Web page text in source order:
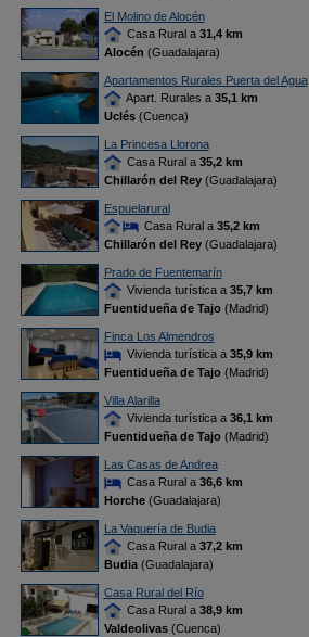
El Molino de Alocén
Casa Rural a 31,4 km
Alocén (Guadalajara)
Apartamentos Rurales Puerta del Agua
Apart. Rurales a 35,1 km
Uclés(Cuenca)
La Princesa Llorona
Casa Rural a 35,2 km
Chillarón del Rey(Guadalajara)
Espuelarural
Casa Rural a 35,2 km
Chillarón del Rey(Guadalajara)
Prado de Fuentemarín
Vivienda turística a 35,7 km
Fuentidueña de Tajo(Madrid)
Finca Los Almendros
Vivienda turística a 35,9 km
Fuentidueña de Tajo(Madrid)
Villa Alarilla
Vivienda turística a 36,1 km
Fuentidueña de Tajo(Madrid)
Las Casas de Andrea
Casa Rural a 36,6 km
Horche(Guadalajara)
La Vaquería de Budia
Casa Rural a 37,2 km
Budia(Guadalajara)
Casa Rural del Río
Casa Rural a 38,9 km
Valdeolivas(Cuenca)